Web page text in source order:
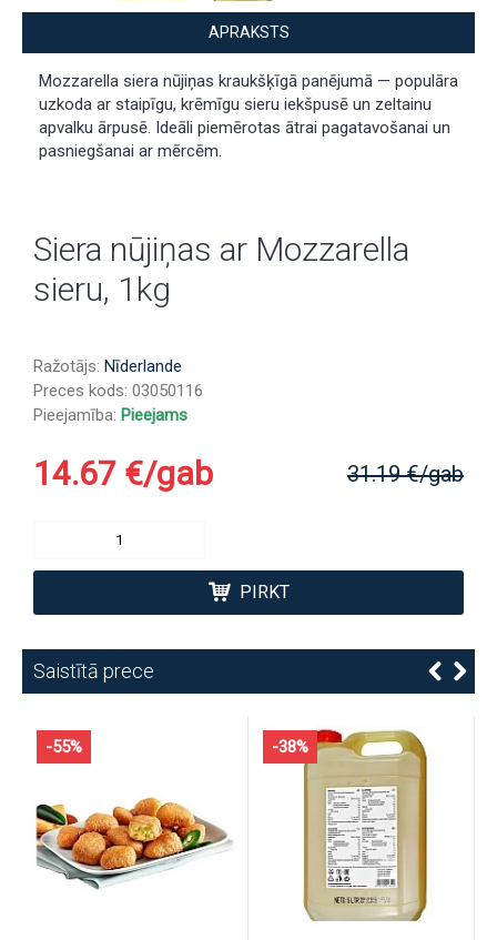
APRAKSTS
Mozzarella siera nūjiņas kraukšķīgā panējumā — populāra
uzkoda ar staipīgu, krēmīgu sieru iekšpusē un zeltainu
apvalku ārpusē. Ideāli piemērotas ātrai pagatavošanai un
pasniegšanai ar mērcēm.
Siera nūjiņas ar Mozzarella
sieru, 1kg
Ražotājs: Nīderlande
Preces kods: 03050116
Pieejamība: Pieejams
14.67 €/gab 31.19 €/gab
PIRKT
Saistītā prece
-55% -38%